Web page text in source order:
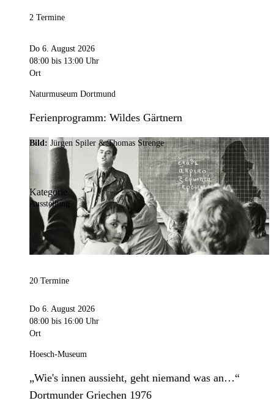
2 Termine
Do 6. August 2026
08:00 bis 13:00 Uhr
Ort
Naturmuseum Dortmund
Ferienprogramm: Wildes Gärtnern
Bild: Jürgen Spiler & Thomas Strenge
Kategorie
Ausstellung
20 Termine
Do 6. August 2026
08:00 bis 16:00 Uhr
Ort
Hoesch-Museum
„Wie's innen aussieht, geht niemand was an…“
Dortmunder Griechen 1976